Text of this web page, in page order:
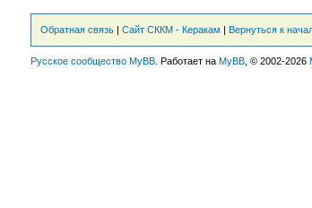
Обратная связь| Сайт СККМ - Керакам | Вернуться к
Русское сообщество MyBB. Работает на MyBB, © 2002-2026